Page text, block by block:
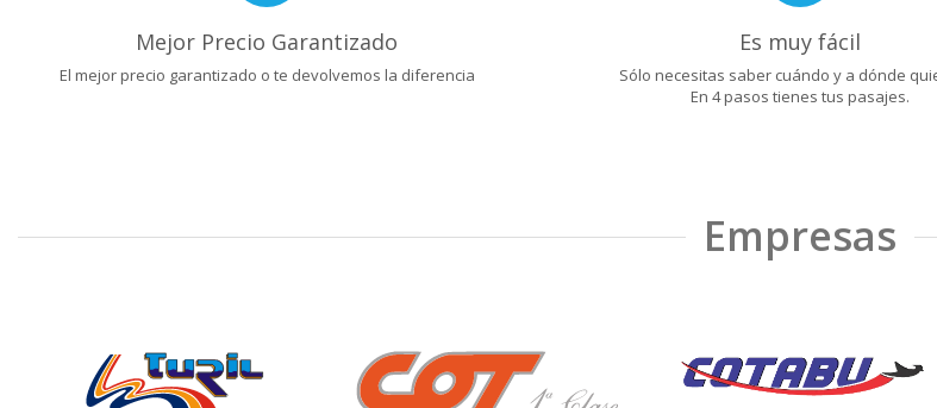
Mejor Precio Garantizado
El mejor precio garantizado o te devolvemos la diferencia
Es muy fácil
Sólo necesitas saber cuándo y a dónde
En 4 pasos tienes tus pasajes.
Empresas